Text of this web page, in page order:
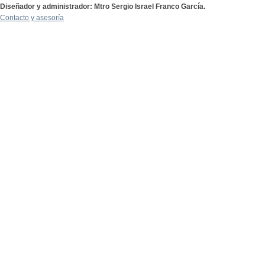
Diseñador y administrador: Mtro Sergio Israel Franco García.
Contacto y asesoría